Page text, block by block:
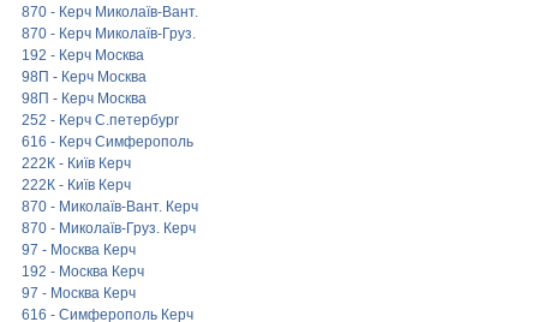
870 - Керч Миколаїв-Вант.
870 - Керч Миколаїв-Груз.
192 - Керч Москва
98П - Керч Москва
98П - Керч Москва
252 - Керч С.петербург
616 - Керч Симферополь
222К - Київ Керч
222К - Київ Керч
870 - Миколаїв-Вант. Керч
870 - Миколаїв-Груз. Керч
97 - Москва Керч
192 - Москва Керч
97 - Москва Керч
616 - Симферополь Керч